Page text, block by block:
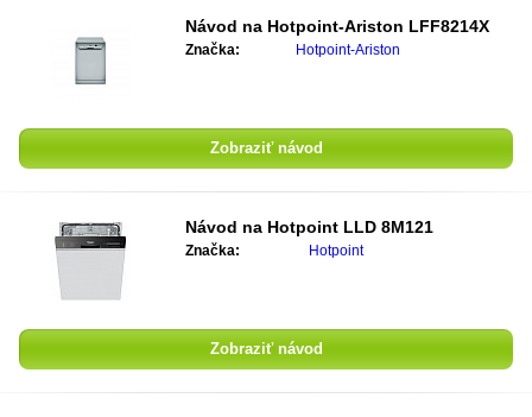
Návod na Hotpoint-Ariston LFF8214X
Značka: Hotpoint-Ariston
Zobraziť návod
Návod na Hotpoint LLD 8M121
Značka: Hotpoint
Zobraziť návod